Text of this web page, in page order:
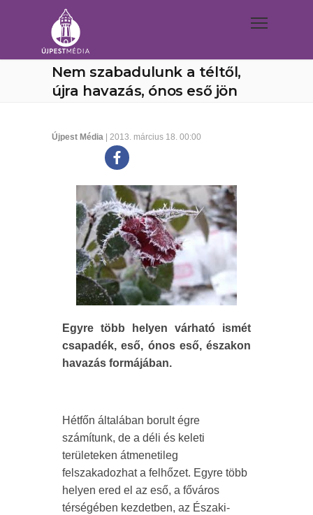
Nem szabadulunk a téltől,
újra havazás, ónos eső jön
Újpest Média | 2013. március 18. 00:00
Egyre több helyen várható ismét
csapadék, eső, ónos eső, északon
havazás formájában.
Hétfőn általában borult égre
számítunk, de a déli és keleti
területeken átmenetileg
felszakadozhat a felhőzet. Egyre több
helyen ered el az eső, a főváros
térségében kezdetben, az Északi-